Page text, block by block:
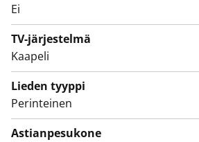
Ei
TV-järjestelmä
Kaapeli
Lieden tyyppi
Perinteinen
Astianpesukone